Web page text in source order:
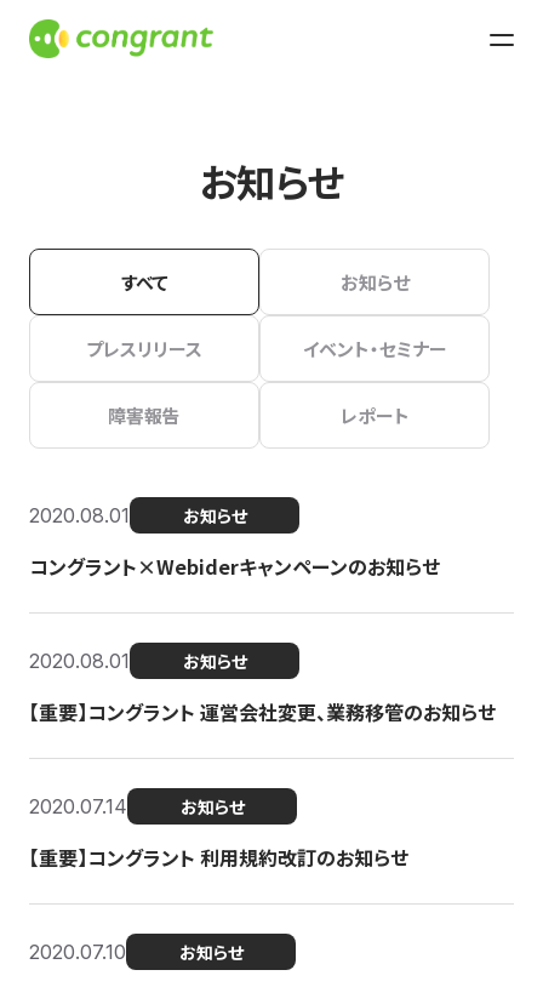
お知らせ
すべて お知らせ
プレスリリース イベント・セミナー
障害報告 レポート
2020.08.01 お知らせ
コングラント×Webiderキャンペーンのお知らせ
2020.08.01 お知らせ
【重要】コングラント 運営会社変更、業務移管のお知らせ
2020.07.14 お知らせ
【重要】コングラント 利用規約改訂のお知らせ
2020.07.10 お知らせ